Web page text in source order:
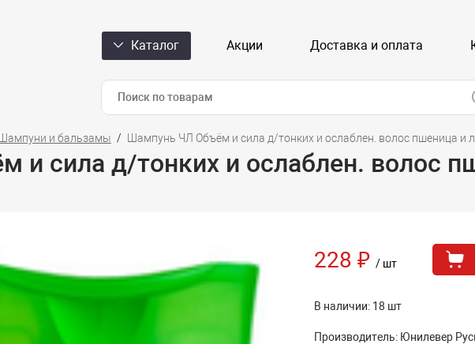
Каталог Акции Доставка и оплата
Шампуни и бальзамы Шампунь ЧЛ Объём и сила д/тонких и ослаблен. волос пшеница и
и сила д/тонких и ослаблен. волос
228 ₽ / шт
В наличии: 18 шт
Производитель: Юнилевер